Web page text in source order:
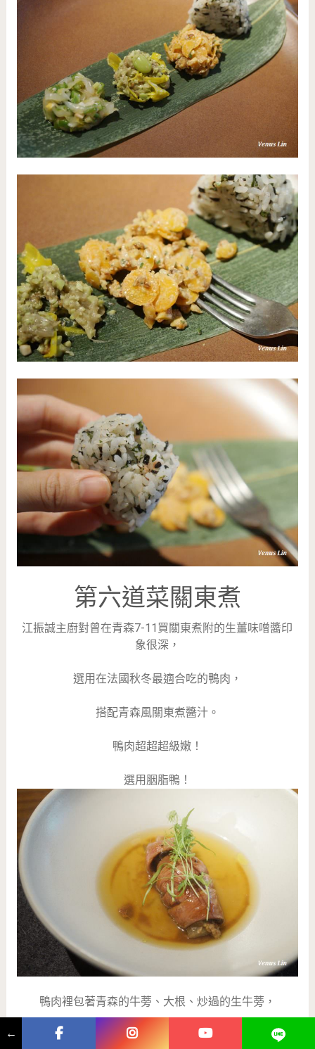
第六道菜關東煮
江振誠主廚對曾在青森7-11買關東煮附的生薑味噌醬印
象很深，
選用在法國秋冬最適合吃的鴨肉，
搭配青森風關東煮醬汁。
鴨肉超超超級嫩！
選用胭脂鴨！
鴨肉裡包著青森的牛蒡、大根、炒過的生牛蒡，
吃之前需要攪拌味噌醬，
←